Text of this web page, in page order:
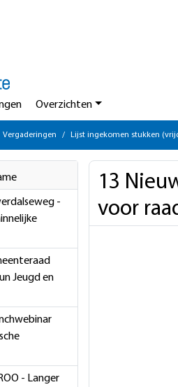
Overzichten
Vergaderingen Lijst ingekomen stukken
-
Jeugd en
- Langer
13
voor